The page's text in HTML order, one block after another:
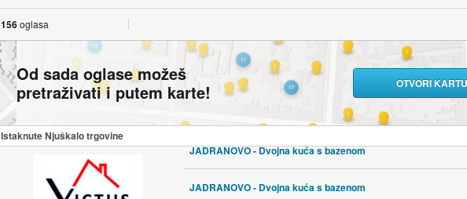
156oglasa
Od sada oglase možeš
pretraživati i putem karte!
OTVORI KARTU
Istaknute Njuškalo trgovine
JADRANOVO - Dvojna kuća s bazenom
JADRANOVO - Dvojna kuća s bazenom